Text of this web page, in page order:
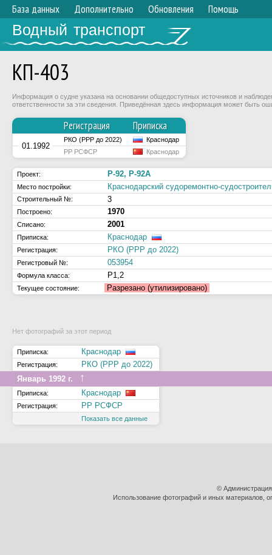
База данных Дополнительно Обновления Помощь
Водный транспорт
КП-403
Информация о судне указана на основании общедоступных источников и
ответственности за эти сведения. Приведённая здесь информация может быть
Регистрация Приписка
01.1992
РКО (РРР до 2022)
Краснодар
РР РСФСР
Краснодар
Проект: Р-92, Р-92А
Место постройки: Краснодарский судоремонтно-
Строительный №: 3
Построено: 1970
Списано: 2001
Приписка: Краснодар
Регистрация: РКО (РРР до 2022)
Регистровый №: 053954
Формула класса: Р1,2
Текущее состояние: Разрезано (утилизировано)
Нет фотографий за этот период
Приписка: Краснодар
Регистрация:
РКО (РРР до 2022)
Январь 1992 г.
↑
Приписка: Краснодар
Регистрация: РР РСФСР
Показать все данные
©
Использование фотографий и иных материалов,